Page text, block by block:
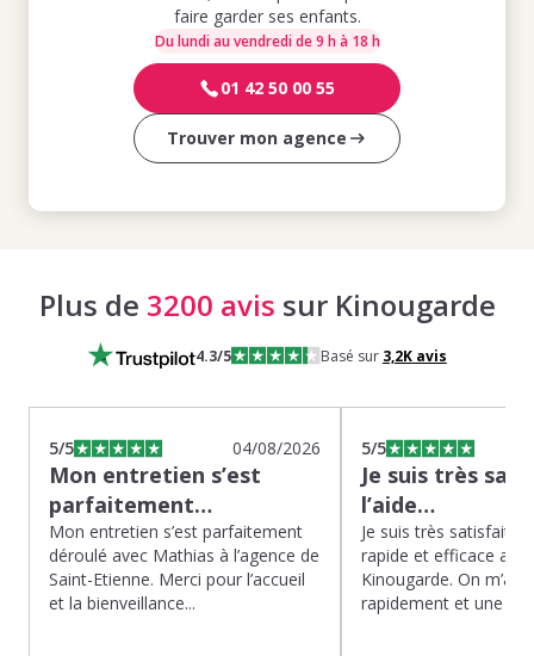
faire garder ses enfants.
Du lundi au vendredi de 9 h à 18 h
01 42 50 00 55
Trouver mon agence
Plus de 3200 avis sur Kinougarde
4.3/5 Basé sur 3,2Kavis
5/5 04/08/2026
Mon entretien s’est
parfaitement…
Mon entretien s’est parfaitement
déroulé avec Mathias à l’agence de
Saint-Etienne. Merci pour l’accueil
et la bienveillance...
5/5
Je suis très
l’aide…
Je suis très satisfaite
rapide et efficace
Kinougarde. On m’a
rapidement et une